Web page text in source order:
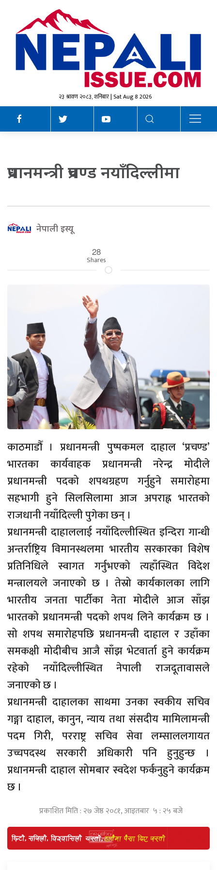
२३ श्रावण २०८३, शनिबार | Sat Aug 8 2026
प्रधानमन्त्री प्रचण्ड नयाँदिल्लीमा
नेपाली इस्यू
28
Shares
काठमाडौँ । प्रधानमन्त्री पुष्पकमल दाहाल ‘प्रचण्ड’
भारतका कार्यवाहक प्रधानमन्त्री नरेन्द्र मोदीले
प्रधानमन्त्री पदको शपथग्रहण गर्नुहुने समारोहमा
सहभागी हुने सिलसिलामा आज अपराह्न भारतको
राजधानी नयाँदिल्ली पुगेका छन् ।
प्रधानमन्त्री दाहाललाई नयाँदिल्लीस्थित इन्दिरा गान्धी
अन्तर्राष्ट्रिय विमानस्थलमा भारतीय सरकारका विशेष
प्रतिनिधिले स्वागत गर्नुभएको त्यहाँस्थित विदेश
मन्त्रालयले जनाएको छ । तेस्रो कार्यकालका लागि
भारतीय जनता पार्टीका नेता मोदीले आज साँझ
भारतको प्रधानमन्त्री पदको शपथ लिने कार्यक्रम छ ।
सो शपथ समारोहपछि प्रधानमन्त्री दाहाल र उहाँका
समकक्षी मोदीबीच आजै साँझ भेटवार्ता हुने कार्यक्रम
रहेको नयाँदिल्लीस्थित नेपाली राजदूतावासले
जनाएको छ ।
प्रधानमन्त्री दाहालका साथमा उनका स्वकीय सचिव
गङ्गा दाहाल, कानुन, न्याय तथा संसदीय मामिलामन्त्री
पदम गिरी, परराष्ट्र सचिव सेवा लम्साललगायत
उच्चपदस्थ सरकारी अधिकारी पनि हुनुहुन्छ ।
प्रधानमन्त्री दाहाल सोमबार स्वदेश फर्कनुहुने कार्यक्रम
छ ।
प्रकाशित मिति : २७ जेष्ठ २०८१, आइतबार ५ : २५ बजे